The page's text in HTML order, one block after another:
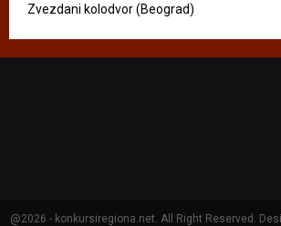
Zvezdani kolodvor (Beograd)
@2026 - konkursiregiona.net. All Right Reserved.